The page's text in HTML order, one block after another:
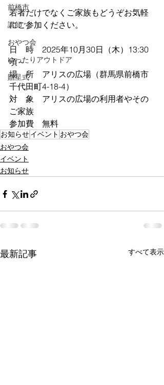
前橋市
講師
おやつ会
ゆったりアウトドア
贈呈式
若者だけでなくご家族もどうぞお気軽
にご参加ください。
日　時　2025年10月30日（木）13:30
頃～
場　所　アリスの広場（群馬県前橋市
千代田町4-18-4）
対　象　アリスの広場の利用者やその
ご家族
参加費　無料
お知らせイベント おやつ会
おやつ会
イベント
お知らせ
最新記事 すべて表示